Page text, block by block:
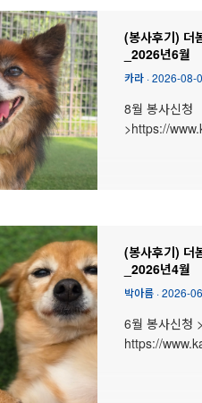
(봉사후기) 더
_2026년6월
카라 ·2026-08-
8월 봉사신청
>https://
(봉사후기) 더
_2026년4월
박아름 ·2026-
6월 봉사신청 >
https://